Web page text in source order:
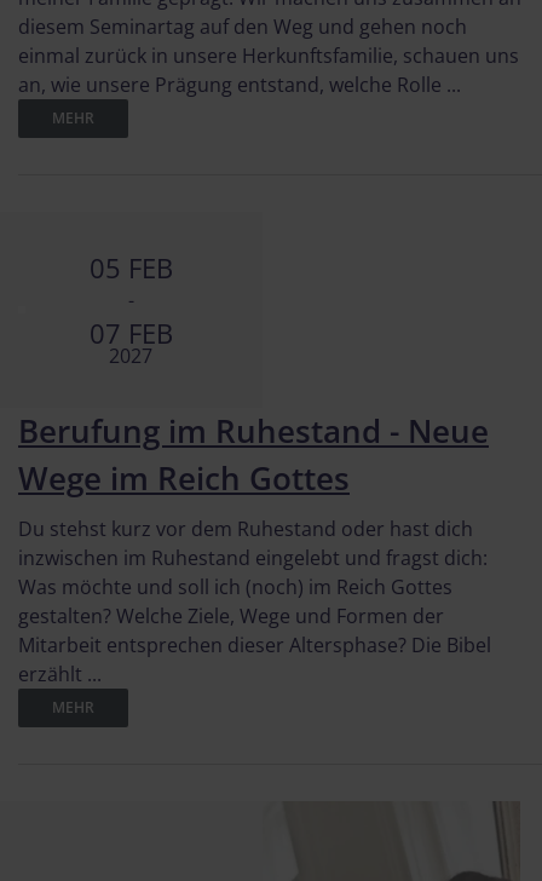
diesem Seminartag auf den Weg und gehen noch
einmal zurück in unsere Herkunftsfamilie, schauen uns
an, wie unsere Prägung entstand, welche Rolle ...
MEHR
05 FEB
-
07 FEB
2027
Berufung im Ruhestand - Neue
Wege im Reich Gottes
Du stehst kurz vor dem Ruhestand oder hast dich
inzwischen im Ruhestand eingelebt und fragst dich:
Was möchte und soll ich (noch) im Reich Gottes
gestalten? Welche Ziele, Wege und Formen der
Mitarbeit entsprechen dieser Altersphase? Die Bibel
erzählt ...
MEHR